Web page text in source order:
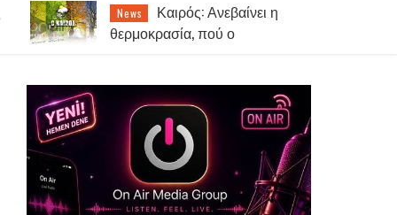
Lifestyle
Πως λειτουργεί το
γυναικείο μυαλό σε σχέση με το